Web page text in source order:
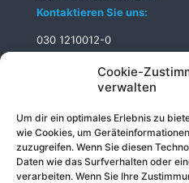
Cookie-
verwalten
Um dir ein optimales Erlebnis zu
wie Cookies, um
zuzugreifen. Wenn Sie diesen
Daten wie das Surfverhalten oder
verarbeiten. Wenn Sie Ihre
Kontaktieren Sie uns:
030 1210012-0
info@telecomputer.de